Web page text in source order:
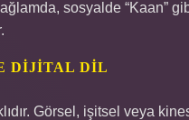
sosyalde “Kaan”
DIJITAL DIL
Görsel, işitsel veya